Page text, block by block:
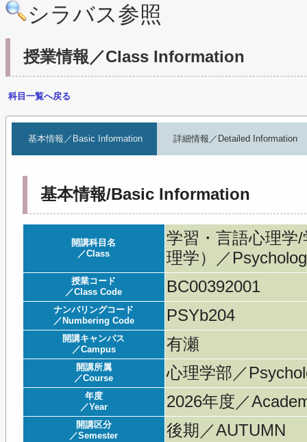
シラバス参照
授業情報／Class Information
科目一覧へ戻る
基本情報／Basic Information 詳細情報／Detailed Information
基本情報/Basic Information
開講科目名
／Class
学習・言語心理学
理学）／
授業コード
／Class Code
BC00392001
ナンバリングコード
／Numbering Code
PSYb204
開講キャンパス
／Campus
有瀬
開講所属
／Course
心理学部／
年度
／Year
2026年度／
開講区分
／Semester
後期／AUTUMN